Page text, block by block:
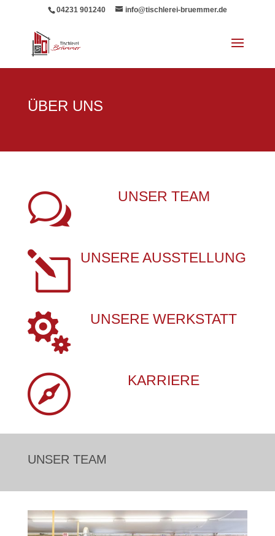
04231 901240 info@tischlerei-bruemmer.de
ÜBER UNS
w UNSER TEAM
l UNSERE AUSSTELLUNG
 UNSERE WERKSTATT
 KARRIERE
UNSER TEAM